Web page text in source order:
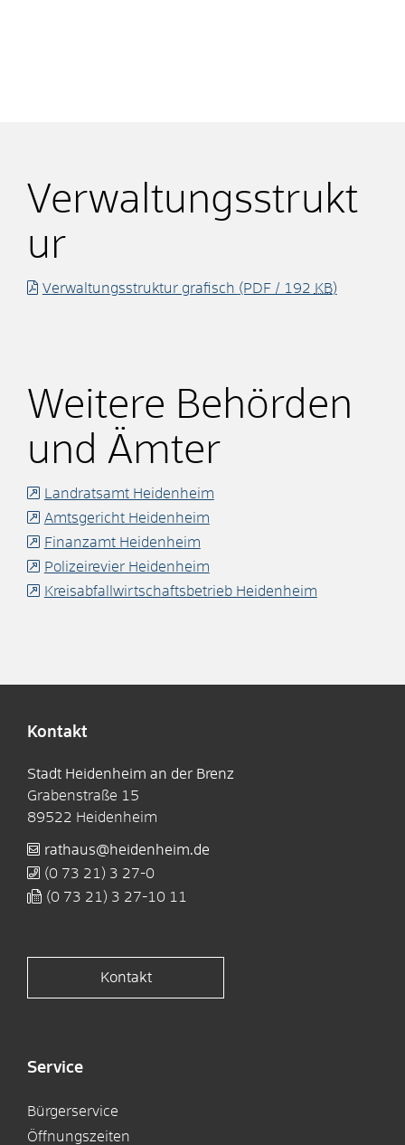
Verwaltungsstrukt
ur
Verwaltungsstruktur grafisch (PDF / 192 KB)
Weitere Behörden
und Ämter
Landratsamt Heidenheim
Amtsgericht Heidenheim
Finanzamt Heidenheim
Polizeirevier Heidenheim
Kreisabfallwirtschaftsbetrieb Heidenheim
Kontakt
Stadt Heidenheim an der Brenz
Grabenstraße 15
89522 Heidenheim
rathaus@heidenheim.de
(0 73 21) 3 27-0
(0 73 21) 3 27-10 11
Kontakt
Service
Bürgerservice
Öffnungszeiten